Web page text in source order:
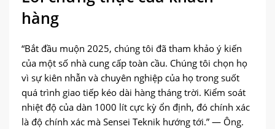
hàng
“Bắt đầu muộn 2025, chúng tôi đã tham khảo ý kiến ​​
của một số nhà cung cấp toàn cầu. Chúng tôi chọn họ
vì sự kiên nhẫn và chuyên nghiệp của họ trong suốt
quá trình giao tiếp kéo dài hàng tháng trời. Kiểm soát
nhiệt độ của dàn 1000 lít cực kỳ ổn định, đó chính xác
là độ chính xác mà Sensei Teknik hướng tới.” — Ông.